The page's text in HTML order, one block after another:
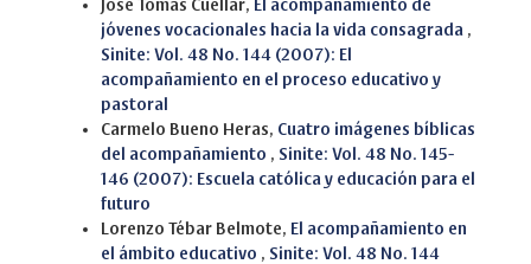
José Tomás Cuéllar, El acompañamiento de
jóvenes vocacionales hacia la vida consagrada ,
Sinite: Vol. 48 No. 144 (2007): El
acompañamiento en el proceso educativo y
pastoral
Carmelo Bueno Heras, Cuatro imágenes bíblicas
del acompañamiento , Sinite: Vol. 48 No. 145-
146 (2007): Escuela católica y educación para el
futuro
Lorenzo Tébar Belmote, El acompañamiento en
el ámbito educativo , Sinite: Vol. 48 No. 144